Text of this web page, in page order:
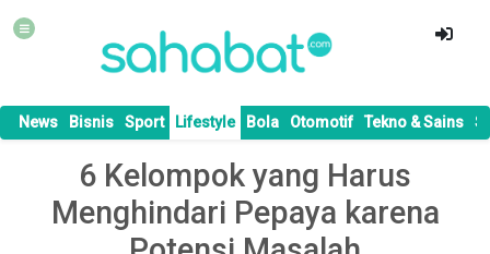
News Bisnis Sport Lifestyle Bola Otomotif Tekno & Sains
6 Kelompok yang Harus
Menghindari Pepaya karena